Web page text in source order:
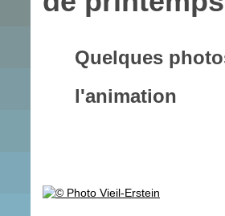
Quelques
l'animation